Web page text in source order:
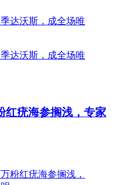
红疣海参搁浅，专家